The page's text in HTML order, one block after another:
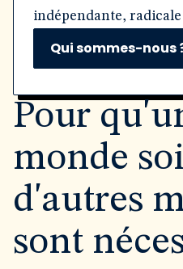
indépendante,
Qui sommes-nous
Pour
monde
d'autres
sont